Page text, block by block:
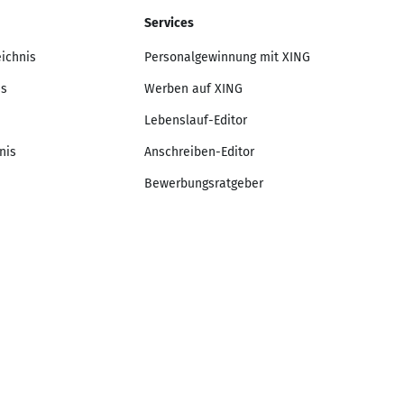
Services
Personalgewinnung mit XING
Werben auf XING
Lebenslauf-Editor
Anschreiben-Editor
Bewerbungsratgeber